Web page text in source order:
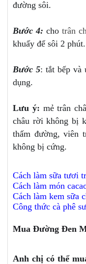
đường sôi.
Bước 4: cho trân
khuấy để sôi 2 phút.
Bước 5: tắt bếp và
dụng.
Lưu ý: mẻ trân
châu rời không bị
thấm đường, viên
không bị cứng.
Cách làm sữa tươi
Cách làm món
Cách làm kem sữa
Công thức cà phê
Mua Đường Đen
Anh chị có thể